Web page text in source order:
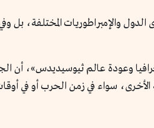
والإمبراطوريات المختلفة، بل
وعودة عالم ثيوسيديدس»، أن
سواء في زمن الحرب أو في